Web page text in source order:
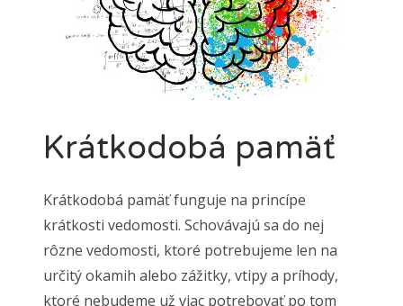
Krátkodobá pamäť
Krátkodobá pamäť funguje na princípe
krátkosti vedomosti. Schovávajú sa do nej
rôzne vedomosti, ktoré potrebujeme len na
určitý okamih alebo zážitky, vtipy a príhody,
ktoré nebudeme už viac potrebovať po tom